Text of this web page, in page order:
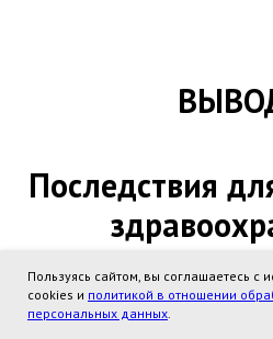
Последствия
исследователей
Пользуясь сайтом, вы соглашаетесь с
cookies и политикой в отношении
персональных данных.